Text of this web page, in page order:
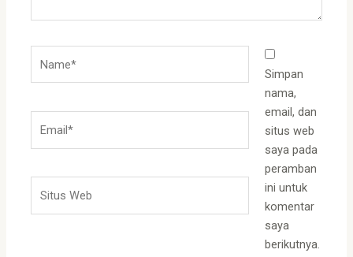
Simpan
nama,
email, dan
situs web
saya pada
peramban
ini untuk
komentar
saya
berikutnya.